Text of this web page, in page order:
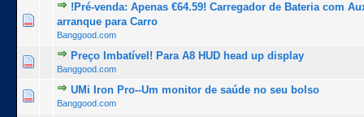
!Pré-venda: Apenas €64.59! Carregador de Bateria com
arranque para Carro
Banggood.com
1 Voto(s) - 5 de 5 na totalidade
Preço Imbatível! Para A8 HUD head up display
Banggood.com
1 Voto(s) - 5 de 5 na totalidade
12345
UMi Iron Pro--Um monitor de saúde no seu bolso
Banggood.com
1 Voto(s) - 5 de 5 na totalidade
12345